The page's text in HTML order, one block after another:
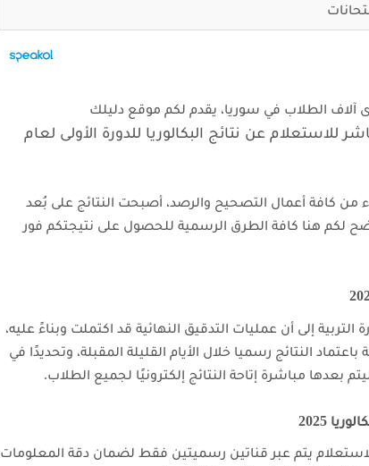
آلاف الطلاب في سوريا، يقدم لكم موقع دليلك
للاستعلام عن نتائج البكالوريا للدورة الأولى لعام
من كافة أعمال التصحيح والرصد، أصبحت النتائج على بُعد
لكم هنا كافة الطرق الرسمية للحصول على نتيجتكم فور
إلى أن عمليات التدقيق النهائية قد اكتملت وبناءً عليه،
النتائج رسميا خلال الأيام القليلة المقبلة، وتحديدًا في
2025
يتم عبر قناتين رسميتين فقط لضمان دقة المعلومات